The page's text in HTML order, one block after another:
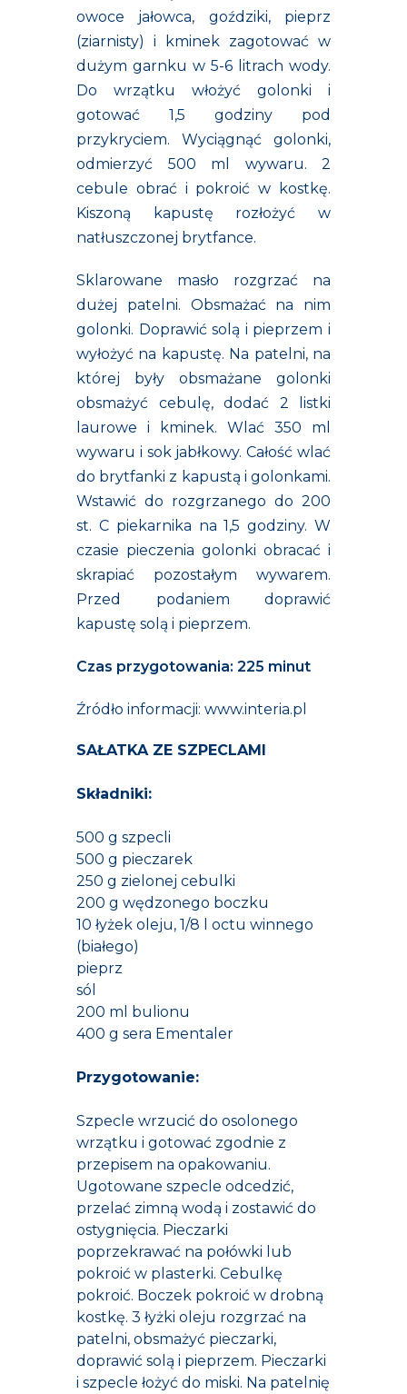
owoce jałowca, goździki, pieprz
(ziarnisty) i kminek zagotować w
dużym garnku w 5-6 litrach wody.
Do wrzątku włożyć golonki i
gotować 1,5 godziny pod
przykryciem. Wyciągnąć golonki,
odmierzyć 500 ml wywaru. 2
cebule obrać i pokroić w kostkę.
Kiszoną kapustę rozłożyć w
natłuszczonej brytfance.
Sklarowane masło rozgrzać na
dużej patelni. Obsmażać na nim
golonki. Doprawić solą i pieprzem i
wyłożyć na kapustę. Na patelni, na
której były obsmażane golonki
obsmażyć cebulę, dodać 2 listki
laurowe i kminek. Wlać 350 ml
wywaru i sok jabłkowy. Całość wlać
do brytfanki z kapustą i golonkami.
Wstawić do rozgrzanego do 200
st. C piekarnika na 1,5 godziny. W
czasie pieczenia golonki obracać i
skrapiać pozostałym wywarem.
Przed podaniem doprawić
kapustę solą i pieprzem.
Czas przygotowania: 225 minut
Źródło informacji: www.interia.pl
SAŁATKA ZE SZPECLAMI
Składniki:
500 g szpecli
500 g pieczarek
250 g zielonej cebulki
200 g wędzonego boczku
10 łyżek oleju, 1/8 l octu winnego
(białego)
pieprz
sól
200 ml bulionu
400 g sera Ementaler
Przygotowanie:
Szpecle wrzucić do osolonego
wrzątku i gotować zgodnie z
przepisem na opakowaniu.
Ugotowane szpecle odcedzić,
przelać zimną wodą i zostawić do
ostygnięcia. Pieczarki
poprzekrawać na połówki lub
pokroić w plasterki. Cebulkę
pokroić. Boczek pokroić w drobną
kostkę. 3 łyżki oleju rozgrzać na
patelni, obsmażyć pieczarki,
doprawić solą i pieprzem. Pieczarki
i szpecle łożyć do miski. Na patelnię